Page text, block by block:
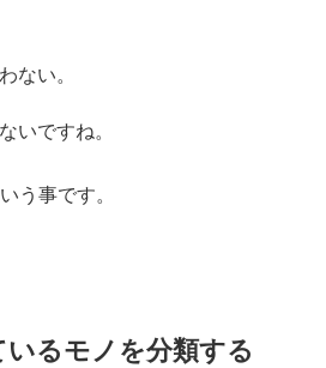
ない。
いですね。
う事です。
いるモノを分類する